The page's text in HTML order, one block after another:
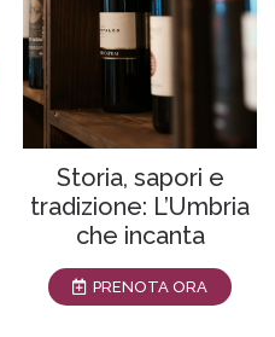
Storia, sapori e
tradizione: L’Umbria
che incanta
PRENOTA ORA